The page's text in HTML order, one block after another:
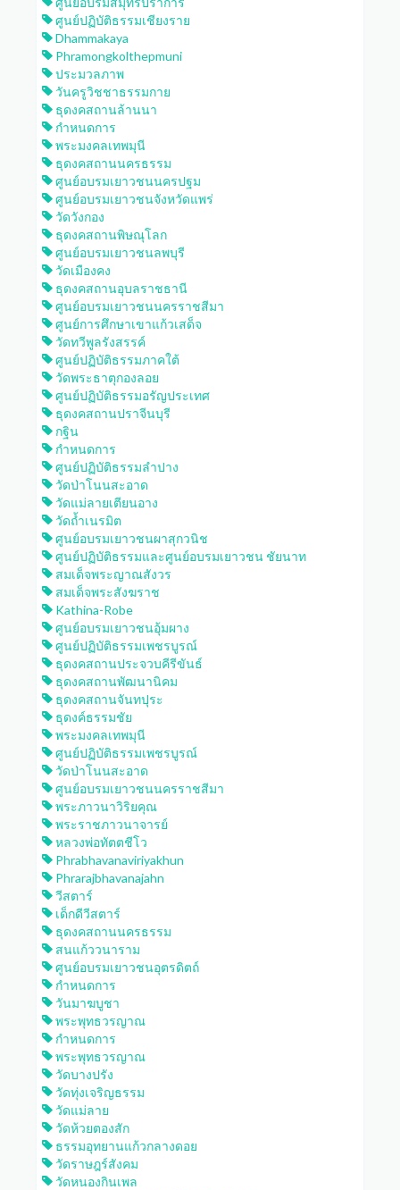
ศูนย์ปฏิบัติธรรมเชียงราย
Dhammakaya
Phramongkolthepmuni
ประมวลภาพ
วันครูวิชชาธรรมกาย
ธุดงคสถานล้านนา
กำหนดการ
พระมงคลเทพมุนี
ธุดงคสถานนครธรรม
ศูนย์อบรมเยาวชนนครปฐม
ศูนย์อบรมเยาวชนจังหวัดแพร่
วัดวังกอง
ธุดงคสถานพิษณุโลก
ศูนย์อบรมเยาวชนลพบุรี
วัดเมืองคง
ธุดงคสถานอุบลราชธานี
ศูนย์อบรมเยาวชนนครราชสีมา
ศูนย์การศึกษาเขาแก้วเสด็จ
วัดทวีพูลรังสรรค์
ศูนย์ปฏิบัติธรรมภาคใต้
วัดพระธาตุกองลอย
ศูนย์ปฏิบัติธรรมอรัญประเทศ
ธุดงคสถานปราจีนบุรี
กฐิน
กำหนดการ
ศูนย์ปฏิบัติธรรมลำปาง
วัดป่าโนนสะอาด
วัดแม่ลายเตียนอาง
วัดถ้ำเนรมิต
ศูนย์อบรมเยาวชนผาสุกวนิช
ศูนย์ปฏิบัติธรรมและศูนย์อบรมเยาวชน ชัยนาท
สมเด็จพระญาณสังวร
สมเด็จพระสังฆราช
Kathina-Robe
ศูนย์อบรมเยาวชนอุ้มผาง
ศูนย์ปฏิบัติธรรมเพชรบูรณ์
ธุดงคสถานประจวบคีรีขันธ์
ธุดงคสถานพัฒนานิคม
ธุดงคสถานจันทปุระ
ธุดงค์ธรรมชัย
พระมงคลเทพมุนี
ศูนย์ปฏิบัติธรรมเพชรบูรณ์
วัดป่าโนนสะอาด
ศูนย์อบรมเยาวชนนครราชสีมา
พระภาวนาวิริยคุณ
พระราชภาวนาจารย์
หลวงพ่อทัตตชีโว
Phrabhavanaviriyakhun
Phrarajbhavanajahn
วีสตาร์
เด็กดีวีสตาร์
ธุดงคสถานนครธรรม
สนแก้ววนาราม
ศูนย์อบรมเยาวชนอุตรดิตถ์
กำหนดการ
วันมาฆบูชา
พระพุทธวรญาณ
กำหนดการ
พระพุทธวรญาณ
วัดบางปรัง
วัดทุ่งเจริญธรรม
วัดแม่ลาย
วัดห้วยตองสัก
ธรรมอุทยานแก้วกลางดอย
วัดราษฎร์สังคม
วัดหนองกินเพล